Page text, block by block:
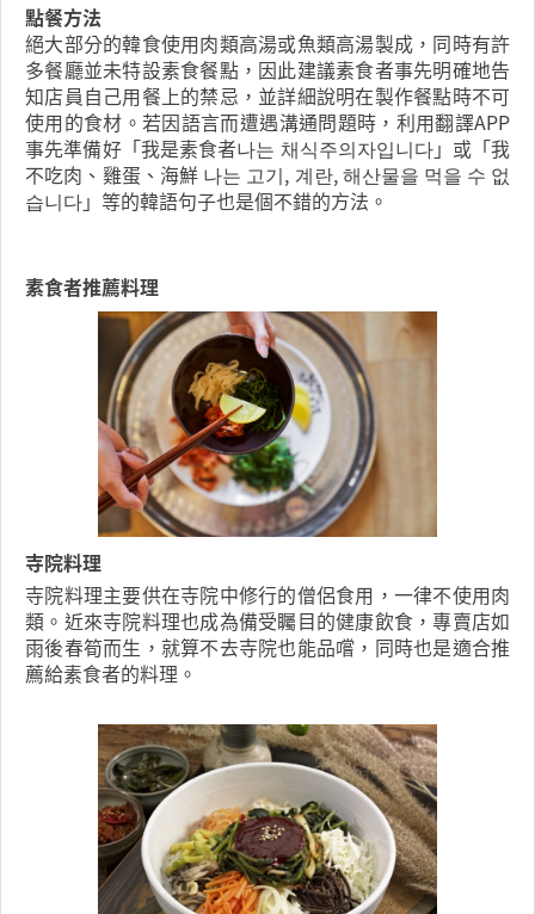
點餐方法
絕大部分的韓食使用肉類高湯或魚類高湯製成，同時有許
多餐廳並未特設素食餐點，因此建議素食者事先明確地告
知店員自己用餐上的禁忌，並詳細說明在製作餐點時不可
使用的食材。若因語言而遭遇溝通問題時，利用翻譯APP
事先準備好「我是素食者나는 채식주의자입니다」或「我
不吃肉、雞蛋、海鮮 나는 고기, 계란, 해산물을 먹을 수 없
습니다」等的韓語句子也是個不錯的方法。
素食者推薦料理
寺院料理
寺院料理主要供在寺院中修行的僧侶食用，一律不使用肉
類。近來寺院料理也成為備受矚目的健康飲食，專賣店如
雨後春筍而生，就算不去寺院也能品嚐，同時也是適合推
薦給素食者的料理。